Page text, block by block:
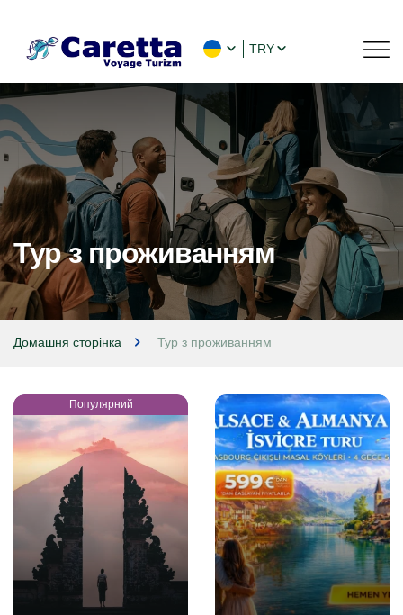
TRY
Тур з проживанням
Домашня сторінка Тур з проживанням
Популярний